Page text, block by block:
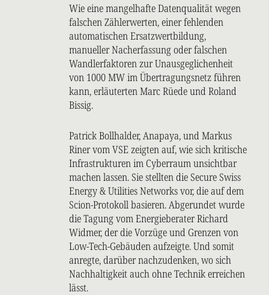
Wie eine mangelhafte Datenqualität wegen
falschen Zählerwerten, einer fehlenden
automatischen Ersatzwertbildung,
manueller Nacherfassung oder falschen
Wandlerfaktoren zur Unausgeglichenheit
von 1000 MW im Übertragungsnetz führen
kann, erläuterten Marc Rüede und Roland
Bissig.
Patrick Bollhalder, Anapaya, und Markus
Riner vom VSE zeigten auf, wie sich kritische
Infrastrukturen im Cyberraum unsichtbar
machen lassen. Sie stellten die Secure Swiss
Energy & Utilities Networks vor, die auf dem
Scion-Protokoll basieren. Abgerundet wurde
die Tagung vom Energieberater Richard
Widmer, der die Vorzüge und Grenzen von
Low-Tech-Gebäuden aufzeigte. Und somit
anregte, darüber nachzudenken, wo sich
Nachhaltigkeit auch ohne Technik erreichen
lässt.